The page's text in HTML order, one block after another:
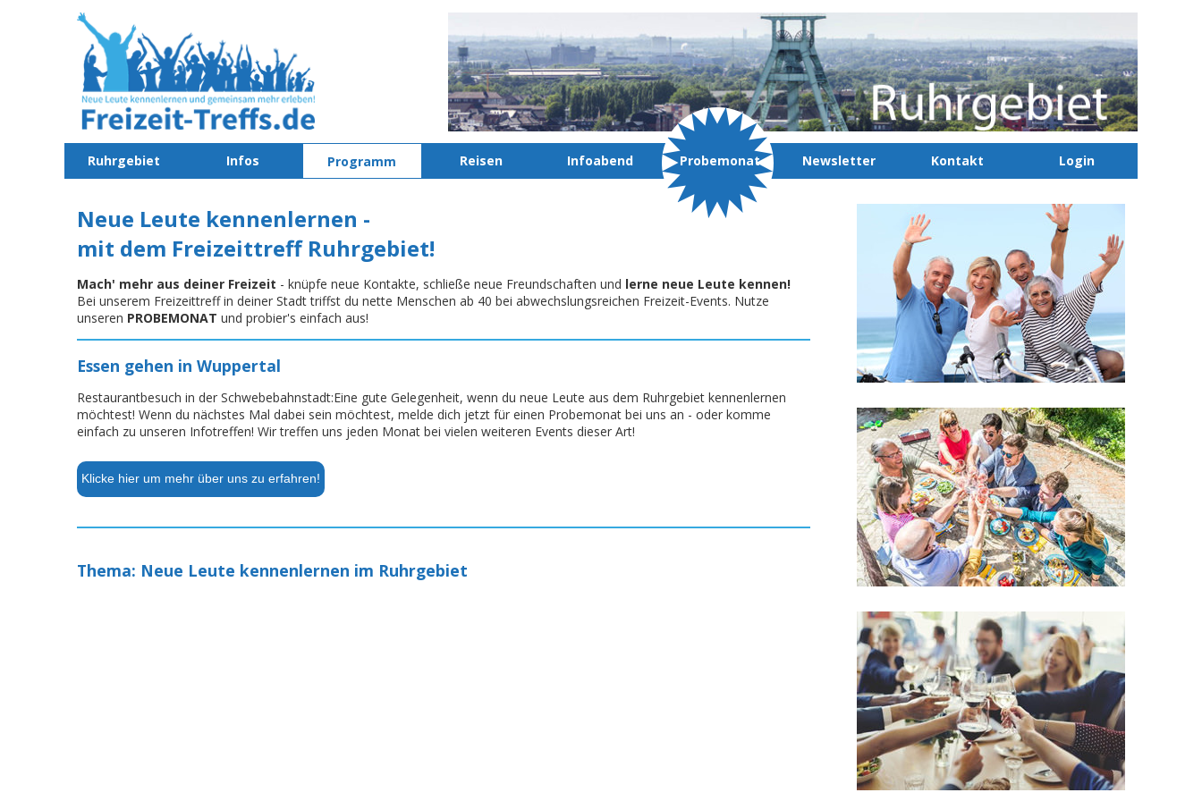
Ruhrgebiet Infos Programm Reisen Infoabend Probemonat Newsletter Kontakt Login
Neue Leute kennenlernen -
mit dem Freizeittreff Ruhrgebiet!
Mach' mehr aus deiner Freizeit - knüpfe neue Kontakte, schließe neue Freundschaften und lerne neue Leute kennen!
Bei unserem Freizeittreff in deiner Stadt triffst du nette Menschen ab 40 bei abwechslungsreichen Freizeit-Events. Nutze
unseren PROBEMONAT und probier's einfach aus!
Essen gehen in Wuppertal
Restaurantbesuch in der Schwebebahnstadt:Eine gute Gelegenheit, wenn du neue Leute aus dem Ruhrgebiet kennenlernen
möchtest! Wenn du nächstes Mal dabei sein möchtest, melde dich jetzt für einen Probemonat bei uns an - oder komme
einfach zu unseren Infotreffen! Wir treffen uns jeden Monat bei vielen weiteren Events dieser Art!
Klicke hier um mehr über uns zu erfahren!
Thema: Neue Leute kennenlernen im Ruhrgebiet